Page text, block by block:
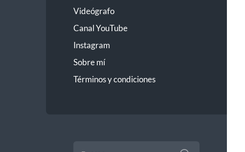
Videógrafo
Canal YouTube
Instagram
Sobre mí
Términos y condiciones